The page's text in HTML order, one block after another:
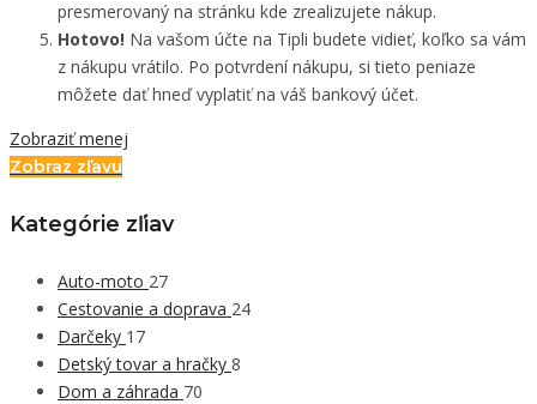
presmerovaný na stránku kde zrealizujete nákup.
Hotovo! Na vašom účte na Tipli budete vidieť, koľko sa vám
z nákupu vrátilo. Po potvrdení nákupu, si tieto peniaze
môžete dať hneď vyplatiť na váš bankový účet.
Zobraziť menej
Zobraz zľavu
Kategórie zľiav
Auto-moto 27
Cestovanie a doprava 24
Darčeky 17
Detský tovar a hračky 8
Dom a záhrada 70